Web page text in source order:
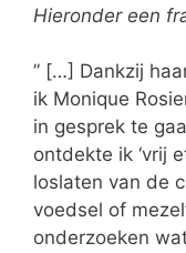
Hieronder een
” […] Dankzij
ik Monique
in gesprek te
ontdekte ik ‘vrij
loslaten van de
voedsel of
onderzoeken